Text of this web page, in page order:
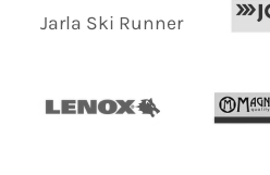
Jarla Ski Runner